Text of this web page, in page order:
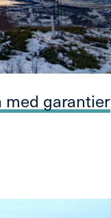
med garantier